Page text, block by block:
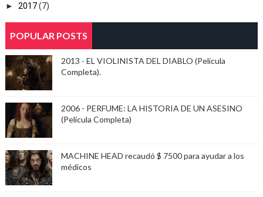
► 2017(7)
POPULAR POSTS
2013 - EL VIOLINISTA DEL DIABLO (Película
Completa).
2006 - PERFUME: LA HISTORIA DE UN ASESINO
(Película Completa)
MACHINE HEAD recaudó $ 7500 para ayudar a los
médicos